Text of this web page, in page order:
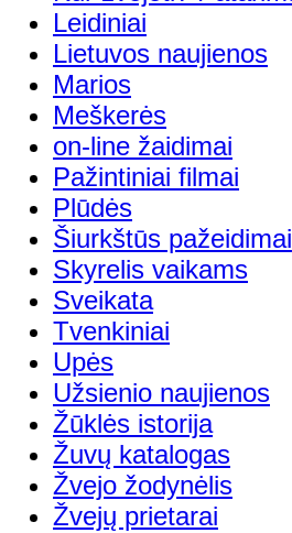
Leidiniai
Lietuvos naujienos
Marios
Meškerės
on-line žaidimai
Pažintiniai filmai
Plūdės
Šiurkštūs pažeidimai
Skyrelis vaikams
Sveikata
Tvenkiniai
Upės
Užsienio naujienos
Žūklės istorija
Žuvų katalogas
Žvejo žodynėlis
Žvejų prietarai